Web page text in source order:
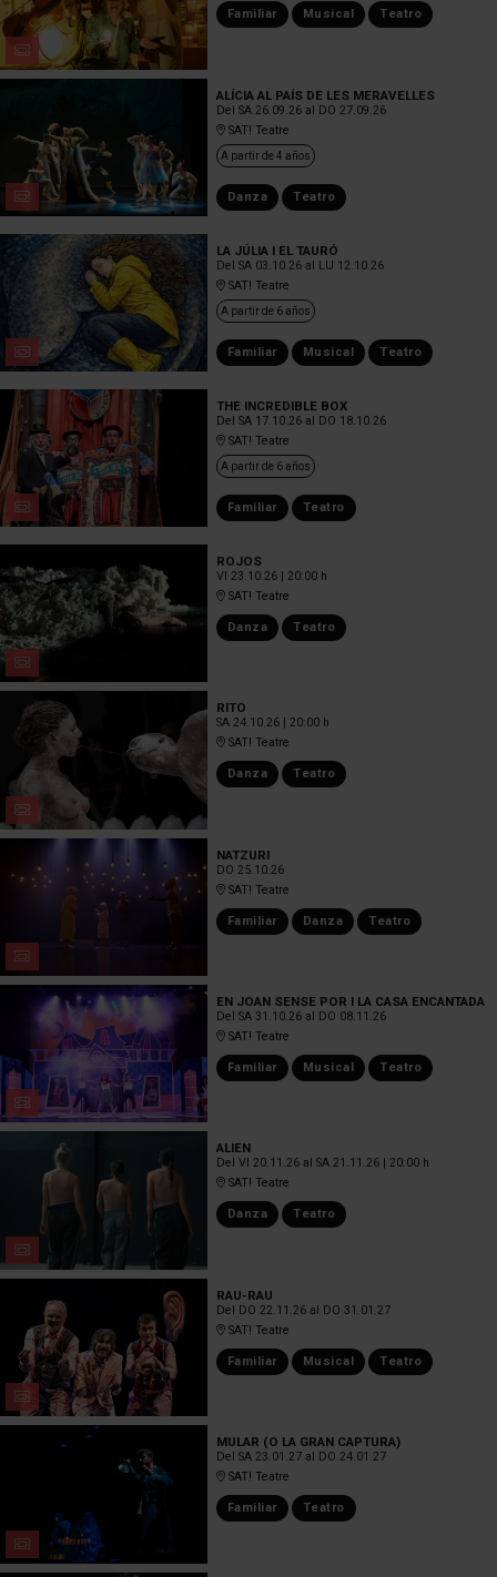
Familiar Musical Teatro
ALÍCIA AL PAÍS DE LES MERAVELLES
Del SA 26.09.26al DO 27.09.26
SAT! Teatre
A partir de 4 años
Danza Teatro
LA JÚLIA I EL TAURÓ
Del SA 03.10.26al LU 12.10.26
SAT! Teatre
A partir de 6 años
Familiar Musical Teatro
THE INCREDIBLE BOX
Del SA 17.10.26al DO 18.10.26
SAT! Teatre
A partir de 6 años
Familiar Teatro
ROJOS
VI 23.10.26| 20:00 h
SAT! Teatre
Danza Teatro
RITO
SA 24.10.26| 20:00 h
SAT! Teatre
Danza Teatro
NATZURI
DO 25.10.26
SAT! Teatre
Familiar Danza Teatro
EN JOAN SENSE POR I LA CASA ENCANTADA
Del SA 31.10.26al DO 08.11.26
SAT! Teatre
Familiar Musical Teatro
ALIEN
Del VI 20.11.26al SA 21.11.26| 20:00 h
SAT! Teatre
Danza Teatro
RAU-RAU
Del DO 22.11.26al DO 31.01.27
SAT! Teatre
Familiar Musical Teatro
MULAR (O LA GRAN CAPTURA)
Del SA 23.01.27al DO 24.01.27
SAT! Teatre
Familiar Teatro